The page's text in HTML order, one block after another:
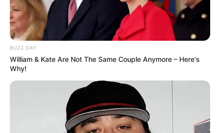
et celle des turfistes du PMU. D’abord parce qu’elles
affichent des garanties solides. Ensuite parce que leurs
profils sont complémentaires. Enfin parce que leur
potentiel peut encore s’exprimer pleinement. Analyse
ciblée et synthétique de
OPERA (10)etEPIC KRONOS (12).
FAME AND GLORY (17) : la révélation
étrangère peut encore frapper fort
FAME AND GLORY (17)a marqué les esprits dès sa
BUZZ DAY
William & Kate Are Not The Same Couple Anymore – Here's
Why!